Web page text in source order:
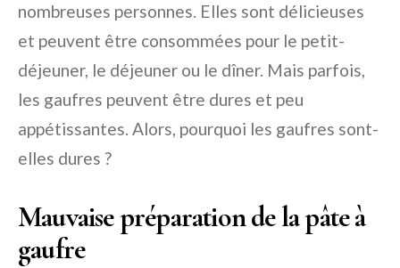
nombreuses personnes. Elles sont délicieuses
et peuvent être consommées pour le petit-
déjeuner, le déjeuner ou le dîner. Mais parfois,
les gaufres peuvent être dures et peu
appétissantes. Alors, pourquoi les gaufres sont-
elles dures ?
Mauvaise préparation de la pâte à
gaufre